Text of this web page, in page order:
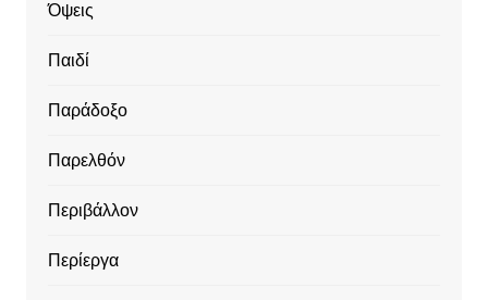
Όψεις
Παιδί
Παράδοξο
Παρελθόν
Περιβάλλον
Περίεργα